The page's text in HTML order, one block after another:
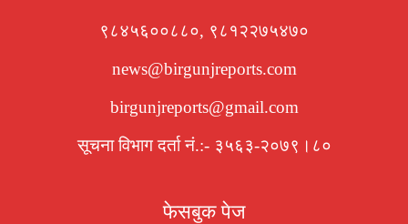
९८४५६००८८०, ९८१२२७५४७०
news@birgunjreports.com
birgunjreports@gmail.com
सूचना विभाग दर्ता नं.:- ३५६३-२०७९।८०
फेसबुक पेज